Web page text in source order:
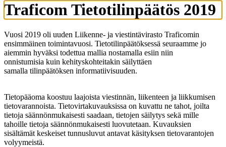
Traficom Tietotilinpäätös 2019
Vuosi 2019 oli uuden Liikenne- ja viestintävirasto Traficomin
ensimmäinen toimintavuosi. Tietotilinpäätöksessä seuraamme jo
aiemmin hyväksi todettua mallia nostamalla esiin niin
onnistumisia kuin kehityskohteitakin säilyttäen
samalla tilinpäätöksen informatiivisuuden.
Tietopääoma koostuu laajoista viestinnän, liikenteen ja liikkumisen
tietovarannoista. Tietovirtakuvauksissa on kuvattu ne tahot, joilta
tietoja säännönmukaisesti saadaan, tietojen säilytys sekä mille
tahoille tietoja säännönmukaisesti luovutetaan. Kuvauksien
sisältämät keskeiset tunnusluvut antavat käsityksen tietovarantojen
volyymeistä.